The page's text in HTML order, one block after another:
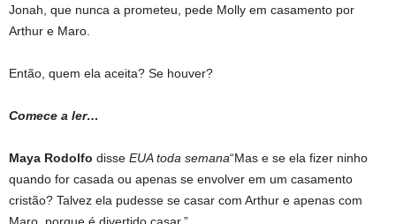
Jonah, que nunca a prometeu, pede Molly em casamento por
Arthur e Maro.
Então, quem ela aceita? Se houver?
Comece a ler…
Maya Rodolfo disse EUA toda semana“Mas e se ela fizer ninho
quando for casada ou apenas se envolver em um casamento
cristão? Talvez ela pudesse se casar com Arthur e apenas com